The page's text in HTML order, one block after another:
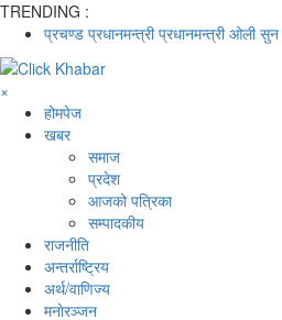
TRENDING :
प्रचण्ड प्रधानमन्त्री प्रधानमन्त्री ओली सुन
×
होमपेज
खबर
समाज
प्रदेश
आजको पत्रिका
सम्पादकीय
राजनीति
अन्तर्राष्ट्रिय
अर्थ/वाणिज्य
मनाेरञ्जन